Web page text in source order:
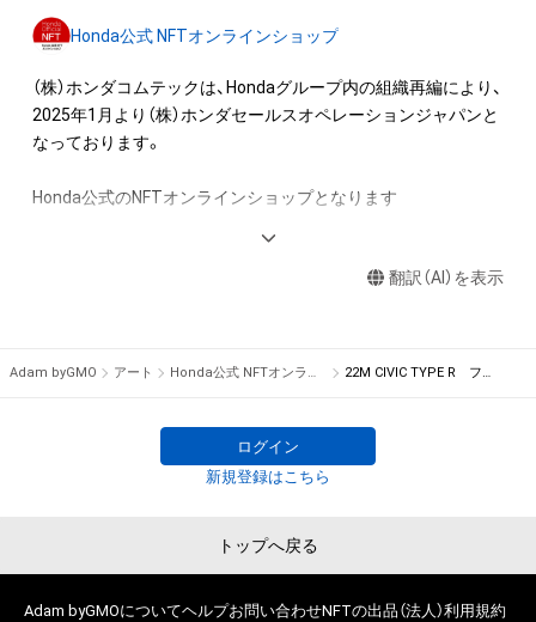
産権(それらの権利を取得し、又はそれらの権利につき登録等を
出願する権利を含みます。)を意味します。)は、本アイテムの著
作権を有する方、著作隣接権の権利者またはその管理委託を受
けている者によって保護されています。そのため、本アイテム
を保有していたとしても、本アイテムに関する創作物にかかる
・本アイテムの著作権を有する方、著作隣接権の権利者またはそ
アイテムの保有者が有する権利」の範囲を超えた行為、知的財産
権を侵害するおそれのある行為(改変、公開、配布、逆コンパイ
に反する利用またはその恐れのある利用など、作成者が不適切
このアイテムに関するお問い合わせ先
Honda公式 NFTオンラインショップ
（株）ホンダコムテックは、Hondaグループ内の組織再編により、
2025年1月より（株）ホンダセールスオペレーションジャパンと
なっております。
Honda公式のNFTオンラインショップとなります
■22M CIVIC TYPE R　「ファイナルスケッチ1」
aid=ec10d98ab4ea4f40b79b589723049007
aid=ec10d98ab4ea4f40b79b589723049007
▽無料プレゼントお受け取りガイド
翻訳（AI）を表示
Adam byGMO アート Honda公式 NFTオンラインショップ 22M CIVIC TYPE R ファイナルスケッチ2
ログイン
新規登録はこちら
トップへ戻る
Adam byGMOについてヘルプお問い合わせNFTの出品（法人）利用規約